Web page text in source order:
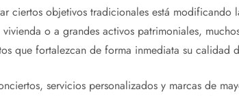
ciertos objetivos tradicionales está modificando
o a grandes activos patrimoniales,
que fortalezcan de forma inmediata su calidad
servicios personalizados y marcas de